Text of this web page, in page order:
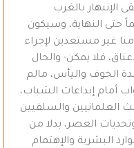
الإنبهار بالغرب
حتى النهاية، وسيكون
غير مستعدين لإجراء
فلا يمكن- والحال
الخوف واليأس، مالم
أمام إبداعات الشباب،
العلمانيين والسلفيين
العصر، بدلا من
البشرية والإهتمام